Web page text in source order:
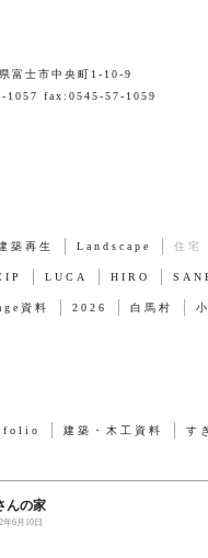
富士市中央町1-10-9
1057 fax:0545-57-1059
築再生 Landscape 住宅
LUCA HIRO
資料 2026 白馬村
建築・木工資料 す
んの家
年6月10日